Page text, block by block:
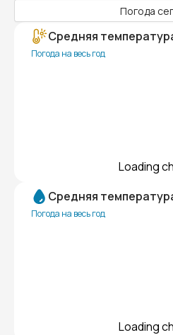
Погода
Средняя
Погода на весь год
Loading
Средняя
Погода на весь год
Loading